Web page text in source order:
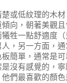
或低紋理的木
向，朝著美觀且
牲一點舒適度
，另一方面，
簡單，通常是
沒有感覺的，
們最喜歡的顏色